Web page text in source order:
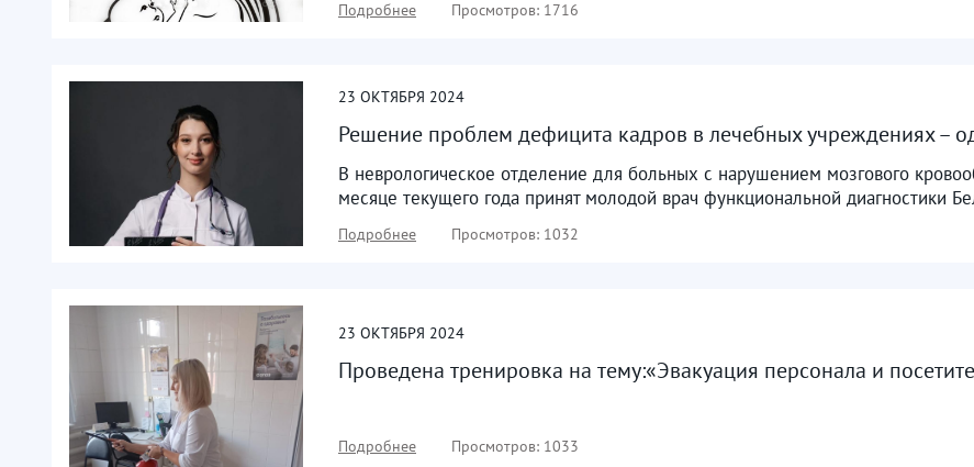
Подробнее Просмотров: 1716
23 ОКТЯБРЯ 2024
Решение проблем дефицита кадров в лечебных учреждениях –
В неврологическое отделение для больных с нарушением мозгового
месяце текущего года принят молодой врач функциональной диагностики
Подробнее Просмотров: 1032
23 ОКТЯБРЯ 2024
Проведена тренировка на тему:«Эвакуация персонала и
Подробнее Просмотров: 1033